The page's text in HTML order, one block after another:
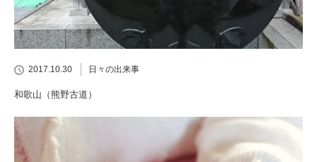
2017.10.30 日々の出来事
和歌山（熊野古道）